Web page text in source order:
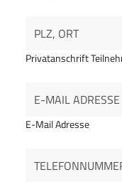
Privatanschrift
E-Mail Adresse